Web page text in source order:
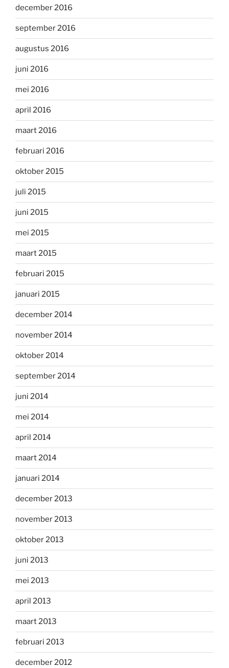
december 2016
september 2016
augustus 2016
juni 2016
mei 2016
april 2016
maart 2016
februari 2016
oktober 2015
juli 2015
juni 2015
mei 2015
maart 2015
februari 2015
januari 2015
december 2014
november 2014
oktober 2014
september 2014
juni 2014
mei 2014
april 2014
maart 2014
januari 2014
december 2013
november 2013
oktober 2013
juni 2013
mei 2013
april 2013
maart 2013
februari 2013
december 2012